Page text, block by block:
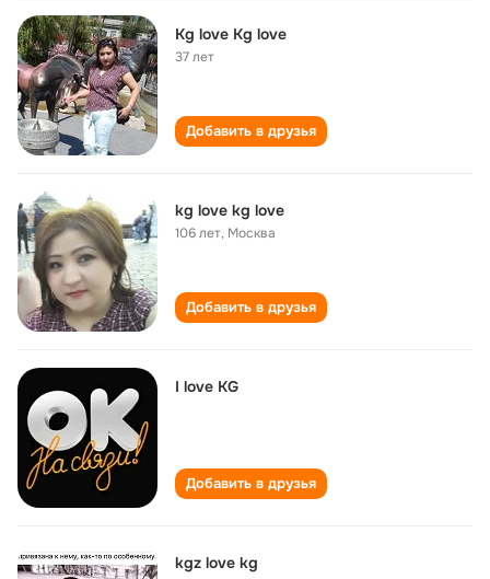
Kg love Kg love
37 лет
Добавить в друзья
kg love kg love
106 лет, Москва
Добавить в друзья
I love KG
Добавить в друзья
kgz love kg